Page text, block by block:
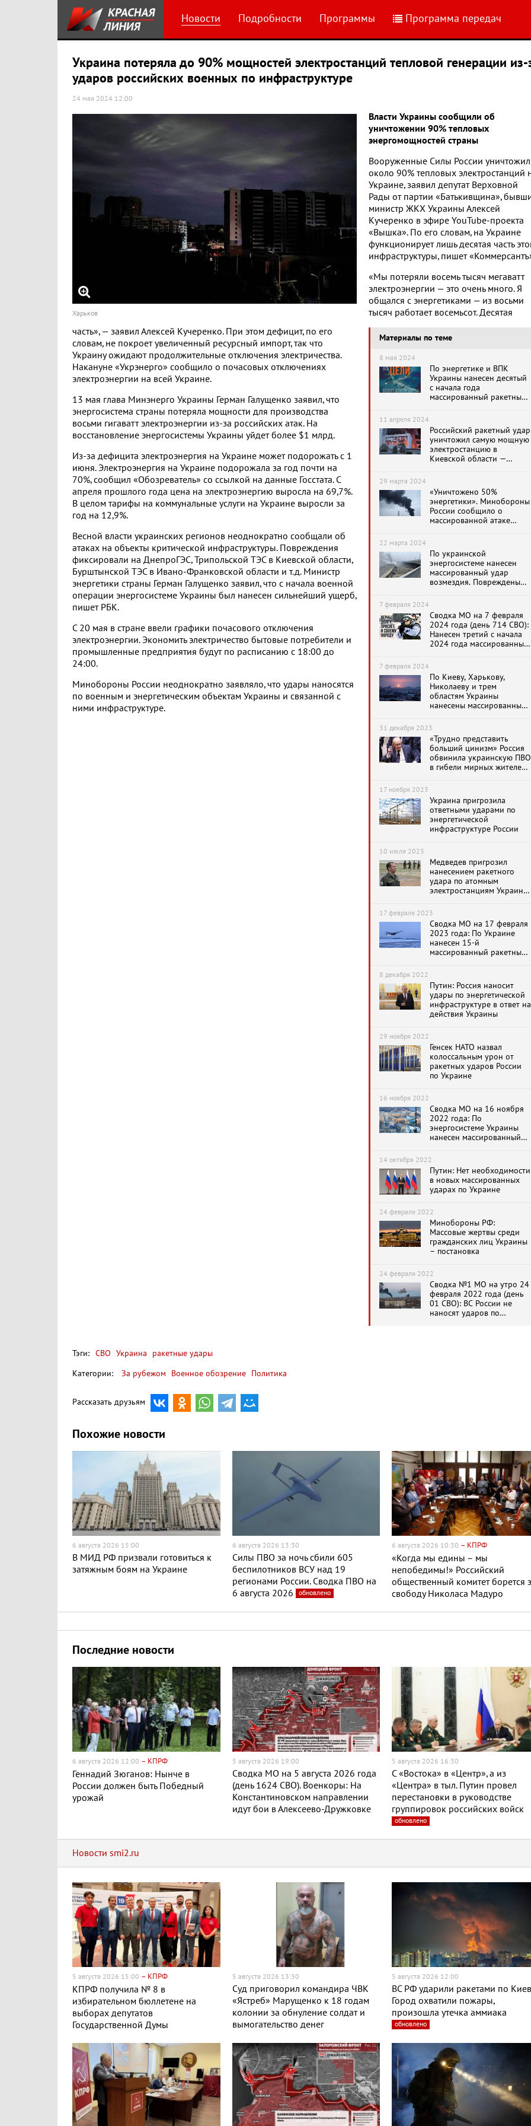
Новости Подробности Программы Программа передач
Украина потеряла до 90% мощностей электростанций тепловой генерации из-
ударов российских военных по инфраструктуре
24 мая 2024 12:00
Харьков
Власти Украины сообщили об
уничтожении 90% тепловых
энергомощностей страны
Материалы по теме
8 мая 2024
По энергетике и ВПК
Украины нанесен десятый
с начала года
массированный ракетный
11 апреля 2024
Российский ракетный удар
уничтожил самую мощную
электростанцию в
Киевской области —
29 марта 2024
«Уничтожено 50%
энергетики». Минобороны
России сообщило о
массированной атаке
Украины
22 марта 2024
По украинской
энергосистеме нанесен
массированный удар
возмездия. Повреждены
7 февраля 2024
Сводка МО на 7 февраля
2024 года (день 714 СВО):
Нанесен третий с начала
2024 года массированный
7 февраля 2024
По Киеву, Харькову,
Николаеву и трем
областям Украины
нанесены массированные
31 декабря 2023
«Трудно представить
больший цинизм» Россия
обвинила украинскую ПВО
в гибели мирных жителей
17 ноября 2023
Украина пригрозила
ответными ударами по
энергетической
инфраструктуре России
10 июля 2023
Медведев пригрозил
нанесением ракетного
удара по атомным
электростанциям Украины
17 февраля 2023
Сводка МО на 17 февраля
2023 года: По Украине
нанесен 15-й
массированный ракетный
8 декабря 2022
Путин: Россия наносит
удары по энергетической
инфраструктуре в ответ на
действия Украины
29 ноября 2022
Генсек НАТО назвал
колоссальным урон от
ракетных ударов России
по Украине
16 ноября 2022
Сводка МО на 16 ноября
2022 года: По
энергосистеме Украины
нанесен массированный
начались отключения
электроэнергии
14 октября 2022
Путин: Нет необходимости
в новых массированных
ударах по Украине
24 февраля 2022
Минобороны РФ:
Массовые жертвы среди
гражданских лиц Украины
– постановка
24 февраля 2022
Сводка №1 МО на утро 24
февраля 2022 года (день
01 СВО): ВС России не
наносят ударов по
Вооруженные Силы России
около 90% тепловых электростанций
Украине, заявил депутат Верховной
Рады от партии «Батькивщина»,
министр ЖКХ Украины Алексей
Кучеренко в эфире YouTube-проекта
«Вышка». По его словам, на Украине
функционирует лишь десятая часть
инфраструктуры, пишет
«Мы потеряли восемь тысяч мегаватт
электроэнергии — это очень много. Я
общался с энергетиками — из восьми
тысяч работает восемьсот. Десятая
часть», — заявил Алексей Кучеренко. При этом дефицит, по его
словам, не покроет увеличенный ресурсный импорт, так что
Украину ожидают продолжительные отключения электричества.
Накануне «Укрэнерго» сообщило о почасовых отключениях
электроэнергии на всей Украине.
13 мая глава Минэнерго Украины Герман Галущенко заявил, что
энергосистема страны потеряла мощности для производства
восьми гигаватт электроэнергии из-за российских атак. На
восстановление энергосистемы Украины уйдет более $1 млрд.
Из-за дефицита электроэнергия на Украине может подорожать с 1
июня. Электроэнергия на Украине подорожала за год почти на
70%, сообщил «Обозреватель» со ссылкой на данные Госстата. С
апреля прошлого года цена на электроэнергию выросла на 69,7%.
В целом тарифы на коммунальные услуги на Украине выросли за
год на 12,9%.
Весной власти украинских регионов неоднократно сообщали об
атаках на объекты критической инфраструктуры. Повреждения
фиксировали на ДнепроГЭС, Трипольской ТЭС в Киевской области,
Бурштынской ТЭС в Ивано-Франковской области и т.д. Министр
энергетики страны Герман Галущенко заявил, что с начала военной
операции энергосистеме Украины был нанесен сильнейший ущерб,
пишет РБК.
С 20 мая в стране ввели графики почасового отключения
электроэнергии. Экономить электричество бытовые потребители и
промышленные предприятия будут по расписанию с 18:00 до
24:00.
Минобороны России неоднократно заявляло, что удары наносятся
по военным и энергетическим объектам Украины и связанной с
ними инфраструктуре.
Тэги: СВО Украина
ракетные удары
Категории:
За рубежом Военное обозрение Политика
Рассказать друзьям
Похожие новости
6 августа 2026 15:00
В МИД РФ призвали готовиться к
затяжным боям на Украине
6 августа 2026 13:30
Силы ПВО за ночь сбили 605
беспилотников ВСУ над 19
регионами России. Сводка ПВО на
6 августа 2026
обновлено
6 августа 2026 10:30 – КПРФ
«Когда мы едины – мы
непобедимы!» Российский
общественный комитет борется
свободу Николаса Мадуро
Последние новости
6 августа 2026 12:00 – КПРФ
Геннадий Зюганов: Нынче в
России должен быть Победный
урожай
5 августа 2026 19:00
Сводка МО на 5 августа 2026 года
(день 1624 СВО). Военкоры: На
Константиновском направлении
идут бои в Алексеево-Дружковке
5 августа 2026 16:30
С «Востока» в «Центр», а из
«Центра» в тыл. Путин провел
перестановки в руководстве
группировок российских войск
обновлено
Новости smi2.ru
5 августа 2026 15:00 – КПРФ
КПРФ получила № 8 в
избирательном бюллетене на
выборах депутатов
Государственной Думы
5 августа 2026 13:30
Суд приговорил командира ЧВК
«Ястреб» Марущенко к 18 годам
колонии за обнуление солдат и
вымогательство денег
5 августа 2026 12:00
ВС РФ ударили ракетами по
Город охватили пожары,
произошла утечка аммиака
обновлено